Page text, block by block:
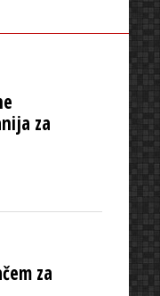
za
za